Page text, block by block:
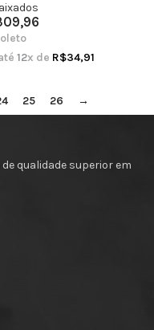
12x de R$34,91
25 26 →
qualidade superior em